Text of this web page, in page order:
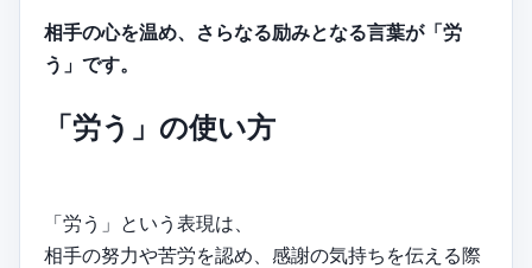
相手の心を温め、さらなる励みとなる言葉が「労
う」です。
「労う」の使い方
「労う」という表現は、
相手の努力や苦労を認め、感謝の気持ちを伝える際